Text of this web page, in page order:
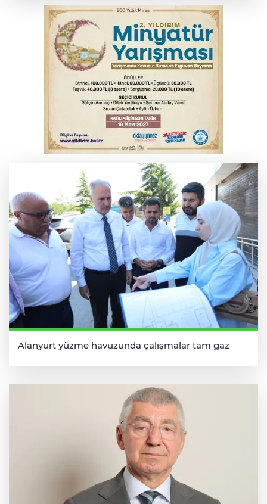
korunuyor
Bursa'da akıma kapılan mühendis ağır
yaralandı
Bursa'da tavuk çiftliğinde yangın
Bursa'da kontrolden çıkan araç orta
refüje çıktı
Alanyurt yüzme havuzunda çalışmalar tam gaz